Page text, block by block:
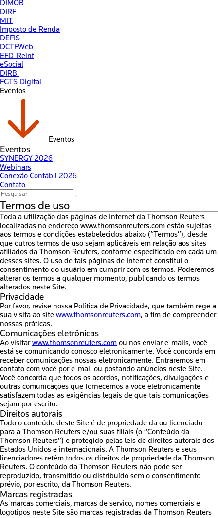
DIMOB
DIRF
MIT
Imposto de Renda
DEFIS
DCTFWeb
EFD-Reinf
eSocial
DIRBI
FGTS Digital
Eventos
Eventos
Eventos
SYNERGY 2026
Webinars
Conexão Contábil 2026
Contato
Termos de uso
Toda a utilização das páginas de Internet da Thomson Reuters
localizadas no endereço www.thomsonreuters.com estão sujeitas
aos termos e condições estabelecidos abaixo (“Termos”), desde
que outros termos de uso sejam aplicáveis em relação aos sites
afiliados da Thomson Reuters, conforme especificado em cada um
desses sites. O uso de tais páginas de Internet constitui o
consentimento do usuário em cumprir com os termos. Poderemos
alterar os termos a qualquer momento, publicando os termos
alterados neste Site.
Privacidade
Por favor, revise nossa Política de Privacidade, que também rege a
sua visita ao site www.thomsonreuters.com, a fim de compreender
nossas práticas.
Comunicações eletrônicas
Ao visitarwww.thomsonreuters.com ou nos enviar e-mails, você
está se comunicando conosco eletronicamente. Você concorda em
receber comunicações nossas eletronicamente. Entraremos em
contato com você por e-mail ou postando anúncios neste Site.
Você concorda que todos os acordos, notificações, divulgações e
outras comunicações que fornecemos a você eletronicamente
satisfazem todas as exigências legais de que tais comunicações
sejam por escrito.
Direitos autorais
Todo o conteúdo deste Site é de propriedade da ou licenciado
para a Thomson Reuters e/ou suas filiais (o “Conteúdo da
Thomson Reuters”) e protegido pelas leis de direitos autorais dos
Estados Unidos e internacionais. A Thomson Reuters e seus
licenciadores retêm todos os direitos de propriedade da Thomson
Reuters. O conteúdo da Thomson Reuters não pode ser
reproduzido, transmitido ou distribuído sem o consentimento
prévio, por escrito, da Thomson Reuters.
Marcas registradas
As marcas comerciais, marcas de serviço, nomes comerciais e
logotipos neste Site são marcas registradas da Thomson Reuters